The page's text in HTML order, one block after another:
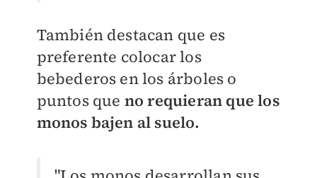
También destacan que es
preferente colocar los
bebederos en los árboles o
puntos que no requieran que los
monos bajen al suelo.